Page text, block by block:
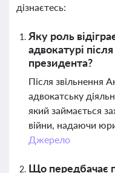
дізнаєтесь:
Яку роль
адвокатурі
президента?
Після звільнення
адвокатську
який займається
війни, надаючи
Джерело
Що передбачає